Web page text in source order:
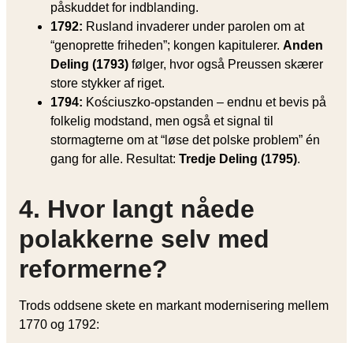
påskuddet for indblanding.
1792: Rusland invaderer under parolen om at
“genoprette friheden”; kongen kapitulerer. Anden
Deling (1793) følger, hvor også Preussen skærer
store stykker af riget.
1794: Kościuszko-opstanden – endnu et bevis på
folkelig modstand, men også et signal til
stormagterne om at “løse det polske problem” én
gang for alle. Resultat: Tredje Deling (1795).
4. Hvor langt nåede
polakkerne selv med
reformerne?
Trods oddsene skete en markant modernisering mellem
1770 og 1792: